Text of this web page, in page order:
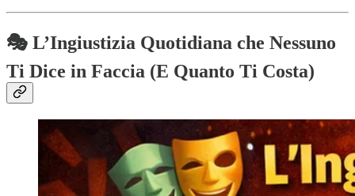
🎭 L’Ingiustizia Quotidiana che Nessuno
Ti Dice in Faccia (E Quanto Ti Costa)